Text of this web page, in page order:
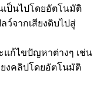
ป็นไปโดยอัตโนมัติ
ลว์จากเสียงดิบไปสู่
แก้ไขปัญหาต่างๆ เช่น
งคลิปโดยอัตโนมัติ